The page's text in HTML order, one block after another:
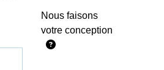
Nous faisons
votre conception